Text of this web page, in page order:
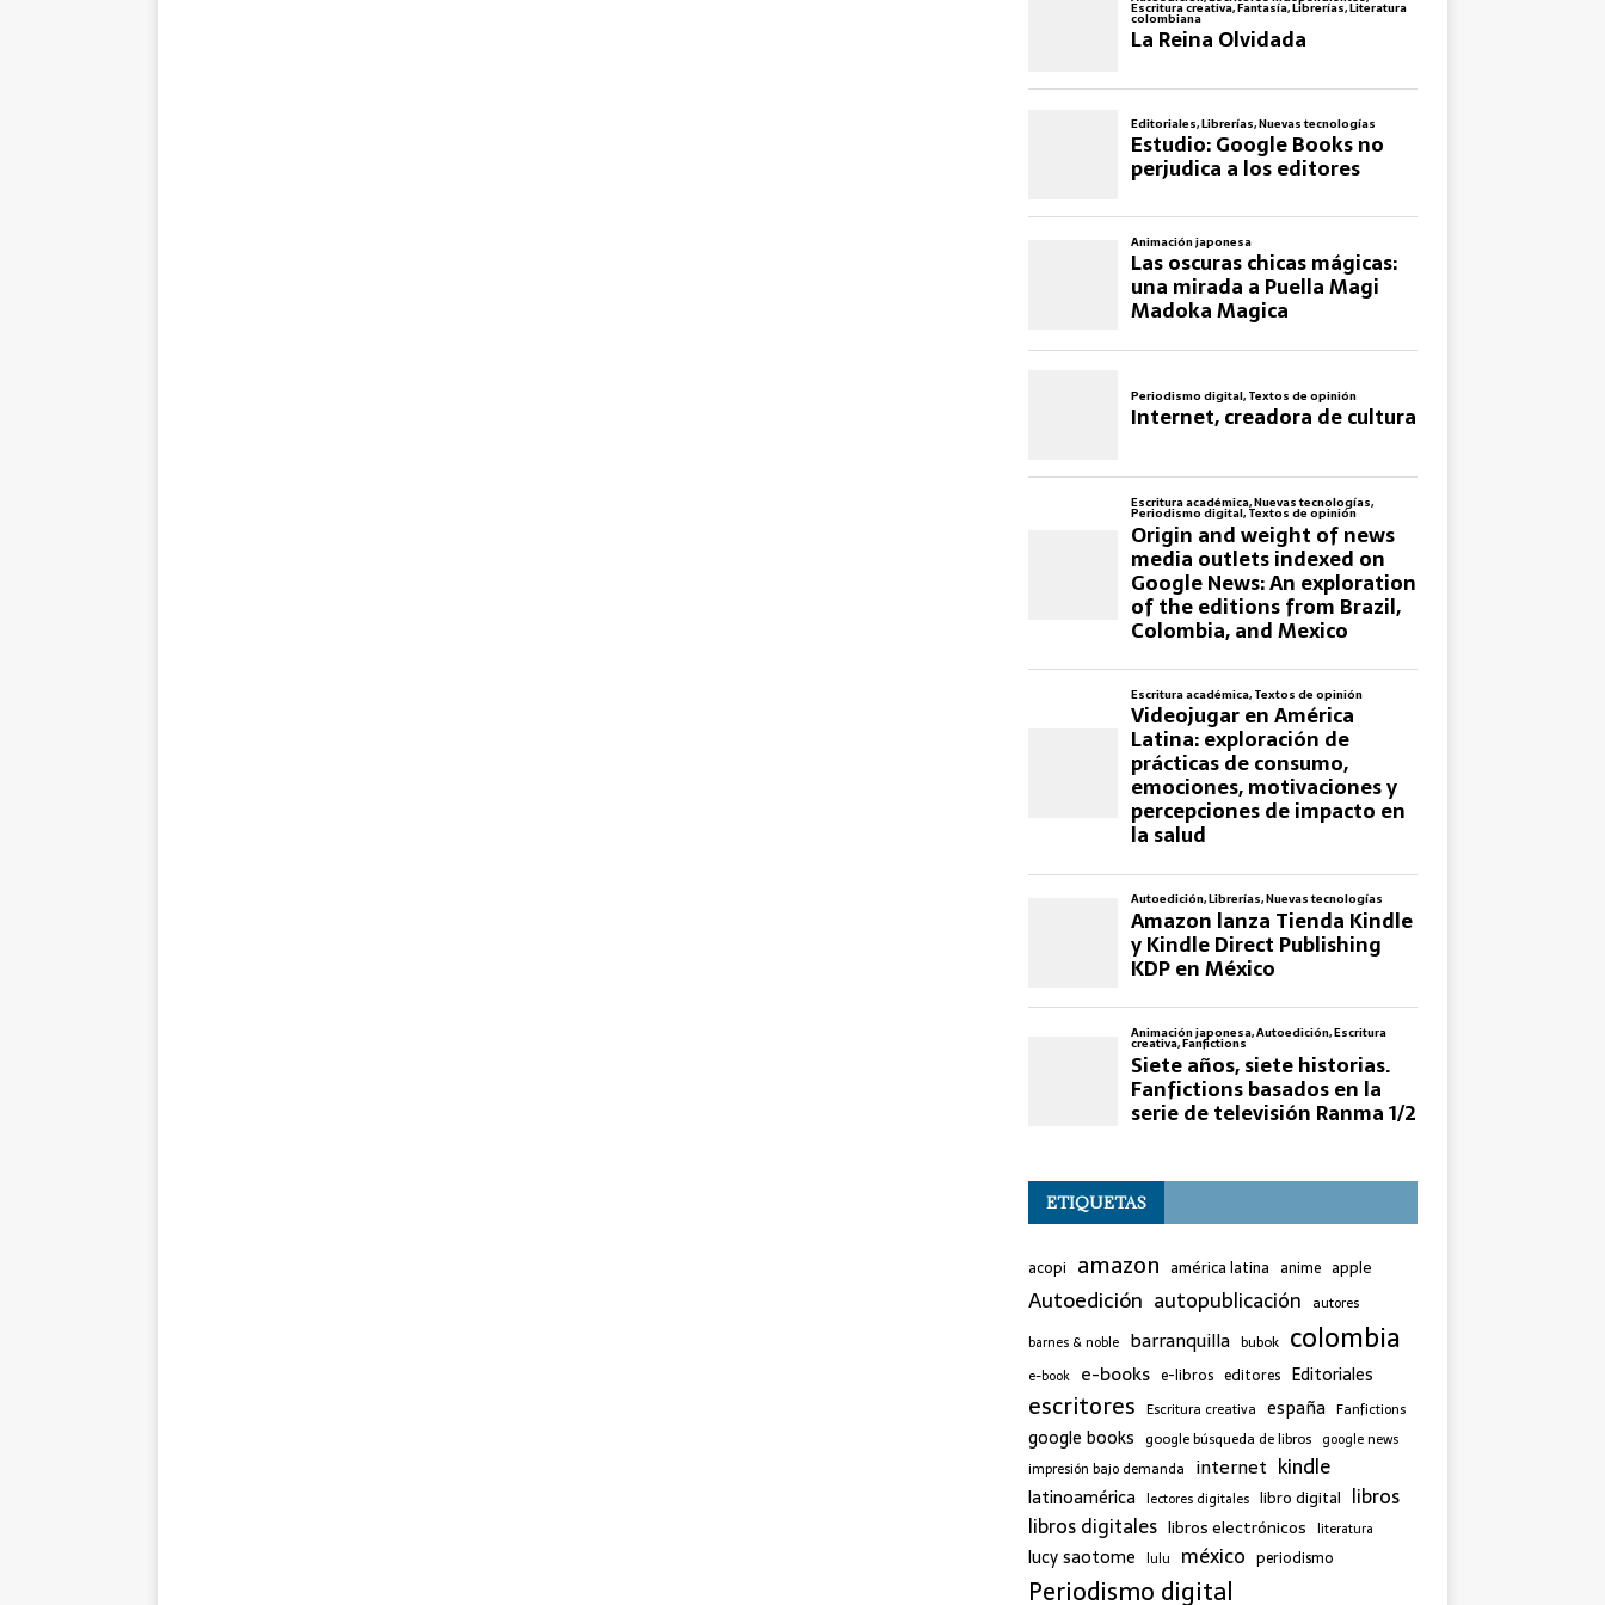
ETIQUETAS
acopi amazon américa latina anime apple
Autoedición autopublicación autores
barnes & noble barranquilla bubok colombia
e-book e-books e-libros editores Editoriales
escritores Escritura creativa españa Fanfictions
google books google búsqueda de libros google news
impresión bajo demanda internet kindle
latinoamérica lectores digitales libro digital libros
libros digitales libros electrónicos literatura
lucy saotome lulu méxico periodismo
Periodismo digital